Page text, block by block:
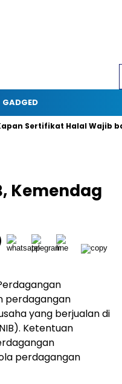
GADGED
Halal Wajib bagi
Kemendag
perdagangan
yang berjualan di
Ketentuan
perdagangan